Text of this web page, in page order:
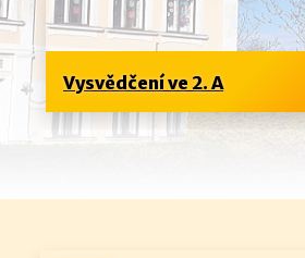
Vysvědčení ve 2. A